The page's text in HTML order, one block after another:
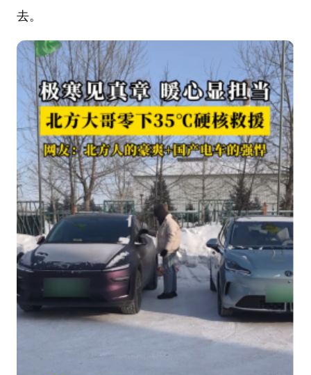
去。